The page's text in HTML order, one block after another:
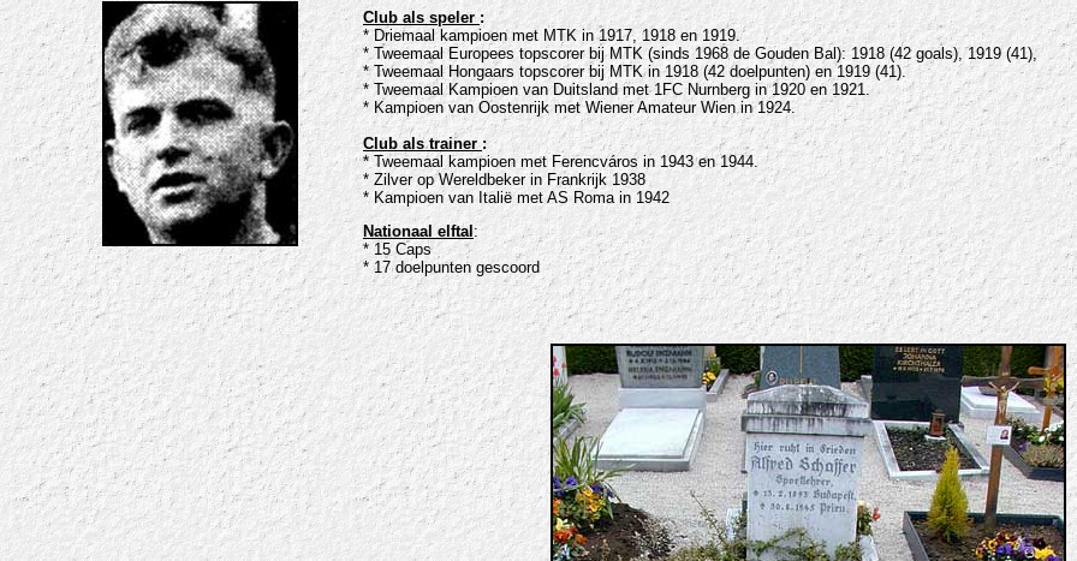
Club als speler :
* Driemaal kampioen met MTK in 1917, 1918 en 1919.
* Tweemaal Europees topscorer bij MTK (sinds 1968 de Gouden Bal): 1918 (42 goals), 1919 (41),
* Tweemaal Hongaars topscorer bij MTK in 1918 (42 doelpunten) en 1919 (41).
* Tweemaal Kampioen van Duitsland met 1FC Nurnberg in 1920 en 1921.
* Kampioen van Oostenrijk met Wiener Amateur Wien in 1924.
Club als trainer:
* Tweemaal kampioen met Ferencváros in 1943 en 1944.
* Zilver op Wereldbeker in Frankrijk 1938
* Kampioen van Italië met AS Roma in 1942
Nationaal elftal:
* 15 Caps
* 17 doelpunten gescoord